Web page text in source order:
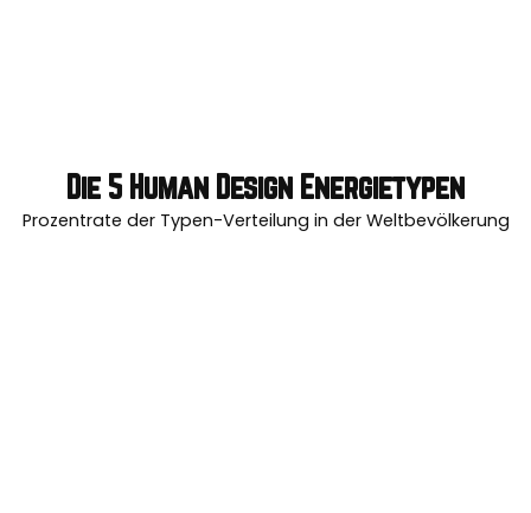
Die 5 Human Design Energietypen
Prozentrate der Typen-Verteilung in der Weltbevölkerung